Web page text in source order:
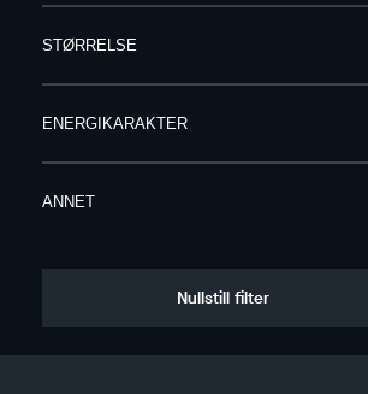
STØRRELSE
ENERGIKARAKTER
ANNET
Nullstill filter